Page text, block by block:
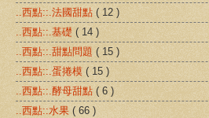
..西點::.法國甜點 ( 12 )
..西點::.基礎 ( 14 )
..西點::.甜點問題 ( 15 )
..西點::.蛋捲模 ( 15 )
..西點::.酵母甜點 ( 6 )
..西點::水果 ( 66 )